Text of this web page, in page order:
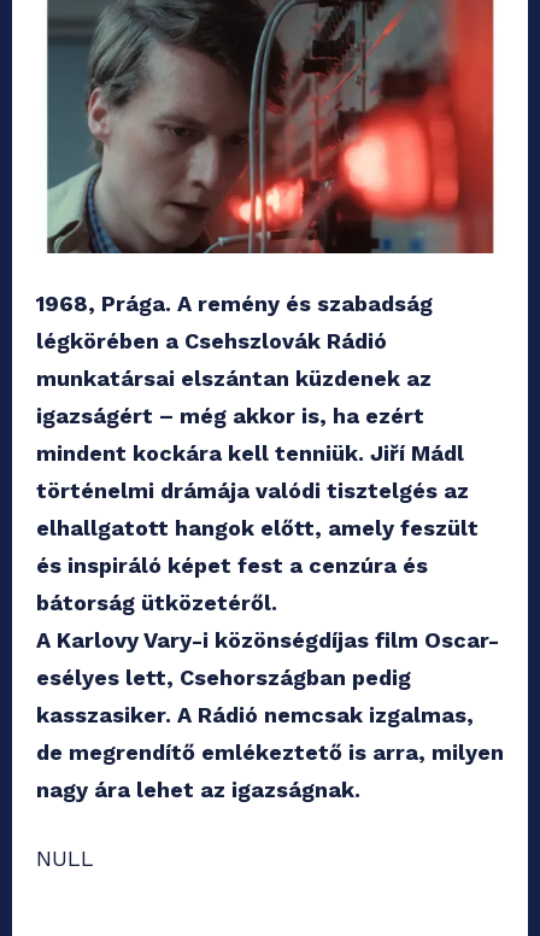
1968, Prága. A remény és szabadság
légkörében a Csehszlovák Rádió
munkatársai elszántan küzdenek az
igazságért – még akkor is, ha ezért
mindent kockára kell tenniük. Jiří Mádl
történelmi drámája valódi tisztelgés az
elhallgatott hangok előtt, amely feszült
és inspiráló képet fest a cenzúra és
bátorság ütközetéről.
A Karlovy Vary-i közönségdíjas film Oscar-
esélyes lett, Csehországban pedig
kasszasiker. A Rádió nemcsak izgalmas,
de megrendítő emlékeztető is arra, milyen
nagy ára lehet az igazságnak.
NULL